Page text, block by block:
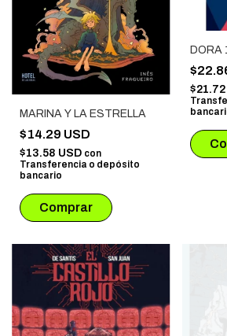
MARINA Y LA ESTRELLA
$14.29 USD
$13.58 USD con
Transferencia o depósito
bancario
DORA
$21.72